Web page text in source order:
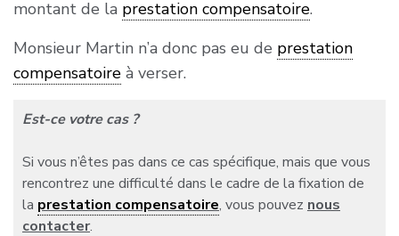
– le patrimoine estimé ou prévisible des époux,
tant en capital qu’en revenu, après la liquidation
du régime matrimonial;
– leurs droits existants et prévisibles ;
pensions de retraite en ayant estimé, autant
qu’il est possible, la diminution des droits à
retraite qui aura pu être causée, pour l’époux
montant de la prestation compensatoire.
Monsieur Martin n’a donc pas eu de prestation
compensatoireà verser.
Est-ce votre cas ?
Si vous n’êtes pas dans ce cas spécifique, mais que vous
rencontrez une difficulté dans le cadre de la fixation de
la prestation compensatoire, vous pouvez nous
contacter.